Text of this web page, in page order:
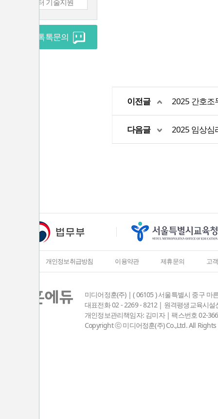
컴퓨터 기술지원
실시간 톡톡문의
이전글 2025 간호조
다음글 2025 임상심
개인정보취급방침 이용약관 제휴문의 고
미디어정훈(주) | ( 06105 ) 서울특별시 중구
대표전화 02 - 2269 - 8212 | 원격평생교육시
개인정보관리책임자: 김미자 | 팩스번호 02-
Copyright ⓒ 미디어정훈(주) Co.,Ltd. All Rights